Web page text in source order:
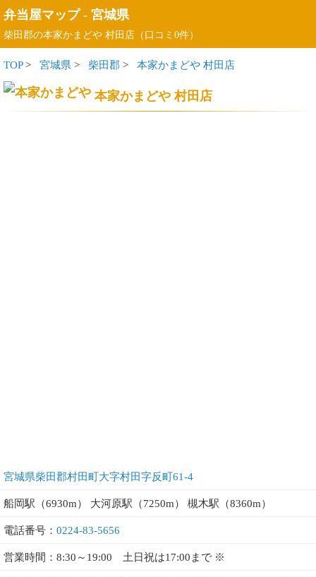
弁当屋マップ- 宮城県
柴田郡の本家かまどや 村田店（口コミ0件）
TOP> 宮城県 > 柴田郡 > 本家かまどや 村田店
本家かまどや 村田店
宮城県柴田郡村田町大字村田字反町61-4
船岡駅（6930m） 大河原駅（7250m） 槻木駅（8360m）
電話番号： 0224-83-5656
営業時間：8:30～19:00 土日祝は17:00まで ※